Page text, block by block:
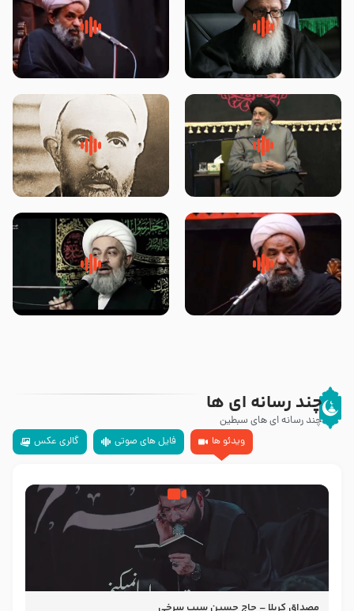
زوّار اربعین امام حسین (علیه
السلام) با این اشتیاق به زیارت
روضه جانسوز پاره های جگر امام
حسن مجتبی علیه السلام-حجت
لقب حضرت رقیه سلام الله علیها به
چه معناست – حجت الاسلام علوی
روضه‌ی مجلس یزید ملعون و
اسارت اهل‌بیت علیهم‌السلام –
محدث زاده
سلام جوانی که امام حسین علیه
السلام خودش جوابش را دادند
زیارتی که اسباب رزق زیاد و عمر
طولانی است حجت السلام حسین
چند رسانه ای ها
چند رسانه ای های سبطین
ویدئو ها
فایل های صوتی گالری عکس
مصداق کربلا – حاج حسین سیب سرخی